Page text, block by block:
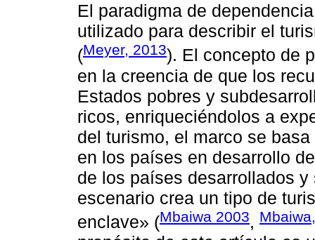
El paradigma de
utilizado para describir el
(Meyer, 2013). El concepto de
en la creencia de que los
Estados pobres y
ricos, enriqueciéndolos a
del turismo, el marco se
en los países en desarrollo
de los países desarrollados
escenario crea un tipo de
enclave» (Mbaiwa 2003,